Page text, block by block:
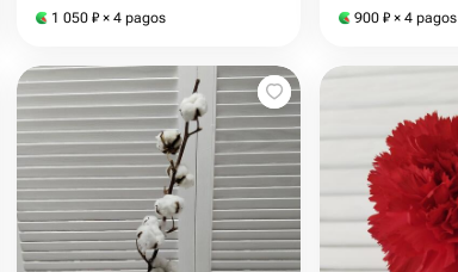
1 050 ₽ × 4 pagos 900 ₽ × 4 pagos